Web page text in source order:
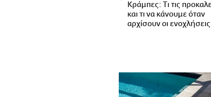
Κράμπες: Τι τις
και τι να κάνουμε όταν
αρχίσουν οι ενοχλήσεις